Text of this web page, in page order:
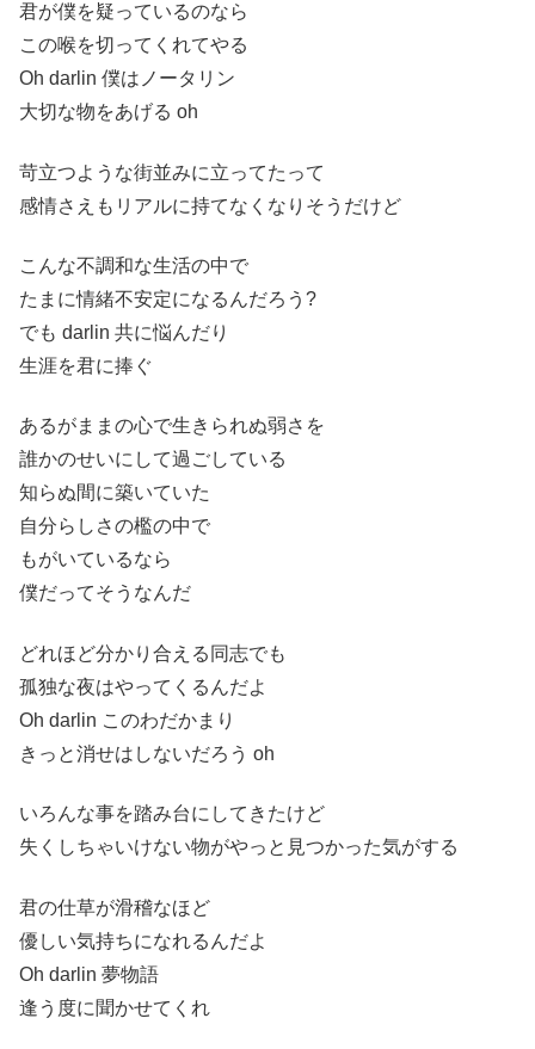
君が僕を疑っているのなら
この喉を切ってくれてやる
Oh darlin 僕はノータリン
大切な物をあげる oh
苛立つような街並みに立ってたって
感情さえもリアルに持てなくなりそうだけど
こんな不調和な生活の中で
たまに情緒不安定になるんだろう?
でも darlin 共に悩んだり
生涯を君に捧ぐ
あるがままの心で生きられぬ弱さを
誰かのせいにして過ごしている
知らぬ間に築いていた
自分らしさの檻の中で
もがいているなら
僕だってそうなんだ
どれほど分かり合える同志でも
孤独な夜はやってくるんだよ
Oh darlin このわだかまり
きっと消せはしないだろう oh
いろんな事を踏み台にしてきたけど
失くしちゃいけない物がやっと見つかった気がする
君の仕草が滑稽なほど
優しい気持ちになれるんだよ
Oh darlin 夢物語
逢う度に聞かせてくれ